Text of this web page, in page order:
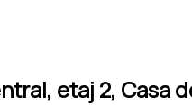
etaj 2, Casa